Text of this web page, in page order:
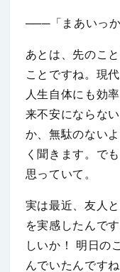
───「まあいっか
あとは、先のこ
ことですね。現
人生自体にも効
来不安にならな
か、無駄のない
く聞きます。で
思っていて。
実は最近、友人
を実感したんで
しいか！ 明日の
んでいたんです